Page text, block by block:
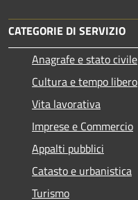
CATEGORIE DI SERVIZIO
Anagrafe e stato civile
Cultura e tempo libero
Vita lavorativa
Imprese e Commercio
Appalti pubblici
Catasto e urbanistica
Turismo